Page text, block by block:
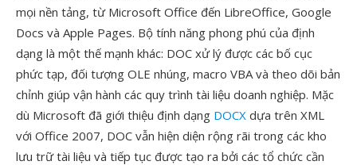
mọi nền tảng, từ Microsoft Office đến LibreOffice, Google
Docs và Apple Pages. Bộ tính năng phong phú của định
dạng là một thế mạnh khác: DOC xử lý được các bố cục
phức tạp, đối tượng OLE nhúng, macro VBA và theo dõi bản
chỉnh giúp vận hành các quy trình tài liệu doanh nghiệp. Mặc
dù Microsoft đã giới thiệu định dạng DOCX dựa trên XML
với Office 2007, DOC vẫn hiện diện rộng rãi trong các kho
lưu trữ tài liệu và tiếp tục được tạo ra bởi các tổ chức cần